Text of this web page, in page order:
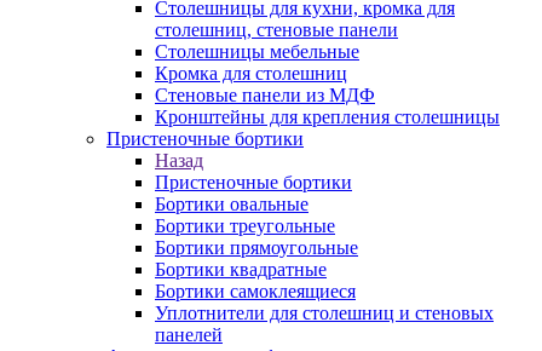
Столешницы для кухни, кромка для
столешниц, стеновые панели
Столешницы мебельные
Кромка для столешниц
Стеновые панели из МДФ
Кронштейны для крепления столешницы
Пристеночные бортики
Назад
Пристеночные бортики
Бортики овальные
Бортики треугольные
Бортики прямоугольные
Бортики квадратные
Бортики самоклеящиеся
Уплотнители для столешниц и стеновых
панелей